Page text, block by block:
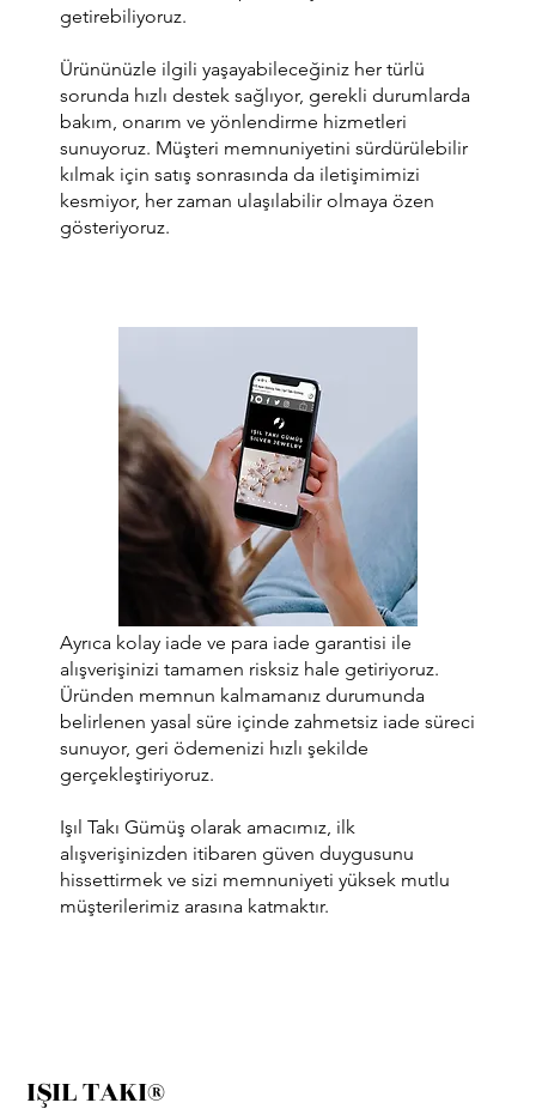
getirebiliyoruz.
Ürününüzle ilgili yaşayabileceğiniz her türlü
sorunda hızlı destek sağlıyor, gerekli durumlarda
bakım, onarım ve yönlendirme hizmetleri
sunuyoruz. Müşteri memnuniyetini sürdürülebilir
kılmak için satış sonrasında da iletişimimizi
kesmiyor, her zaman ulaşılabilir olmaya özen
gösteriyoruz.
Ayrıca kolay iade ve para iade garantisi ile
alışverişinizi tamamen risksiz hale getiriyoruz.
Üründen memnun kalmamanız durumunda
belirlenen yasal süre içinde zahmetsiz iade süreci
sunuyor, geri ödemenizi hızlı şekilde
gerçekleştiriyoruz.
Işıl Takı Gümüş olarak amacımız, ilk
alışverişinizden itibaren güven duygusunu
hissettirmek ve sizi memnuniyeti yüksek mutlu
müşterilerimiz arasına katmaktır.
IŞIL TAKI®